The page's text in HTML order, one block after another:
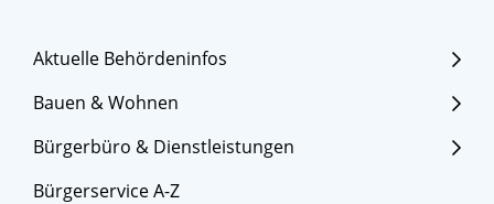
Aktuelle Behördeninfos
Bauen & Wohnen
Bürgerbüro & Dienstleistungen
Bürgerservice A-Z